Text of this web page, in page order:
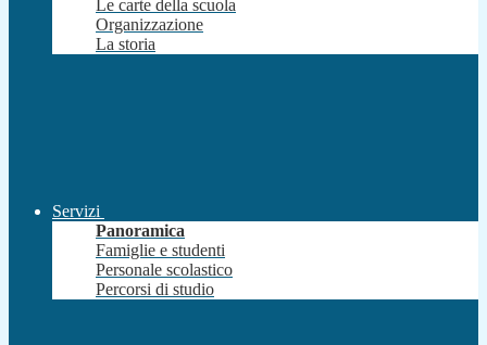
Le carte della scuola
Organizzazione
La storia
Servizi
Panoramica
Famiglie e studenti
Personale scolastico
Percorsi di studio